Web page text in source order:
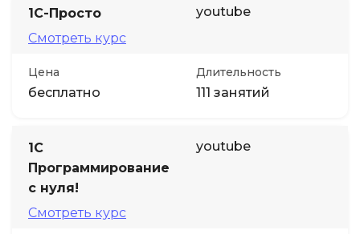
1С-Просто
Смотреть курс
youtube
Цена
бесплатно
Длительность
111 занятий
1С
Программирование
с нуля!
Смотреть курс
youtube